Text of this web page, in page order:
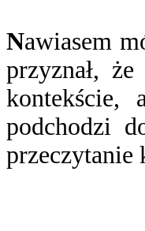
Nawiasem
przyznał,
kontekście,
podchodzi
przeczytanie